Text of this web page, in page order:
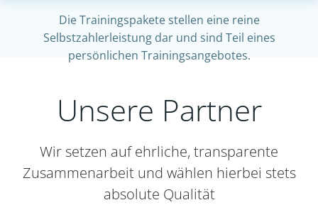
Die Trainingspakete stellen eine reine
Selbstzahlerleistung dar und sind Teil eines
persönlichen Trainingsangebotes.
Unsere Partner
Wir setzen auf ehrliche, transparente
Zusammenarbeit und wählen hierbei stets
absolute Qualität